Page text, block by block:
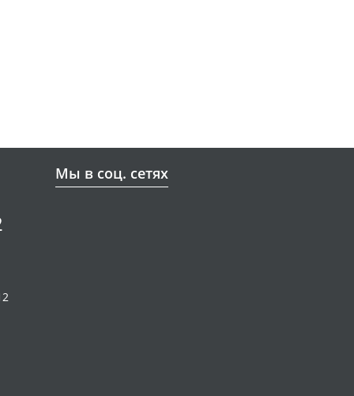
Мы в соц. сетях